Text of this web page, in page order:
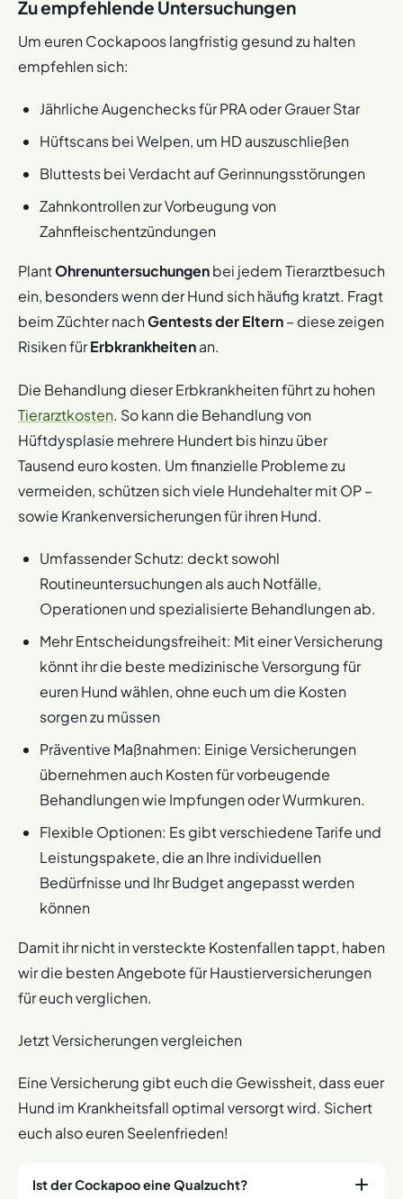
Zu empfehlende Untersuchungen
Um euren Cockapoos langfristig gesund zu halten
empfehlen sich:
Jährliche Augenchecks für PRA oder Grauer Star
Hüftscans bei Welpen, um HD auszuschließen
Bluttests bei Verdacht auf Gerinnungsstörungen
Zahnkontrollen zur Vorbeugung von
Zahnfleischentzündungen
PlantOhrenuntersuchungenbei jedem Tierarztbesuch
ein, besonders wenn der Hund sich häufig kratzt. Fragt
beim Züchter nachGentests der Eltern– diese zeigen
Risiken fürErbkrankheitenan.
Die Behandlung dieser Erbkrankheiten führt zu hohen
Tierarztkosten. So kann die Behandlung von
Hüftdysplasie mehrere Hundert bis hinzu über
Tausend euro kosten. Um finanzielle Probleme zu
vermeiden, schützen sich viele Hundehalter mit OP –
sowie Krankenversicherungen für ihren Hund.
Umfassender Schutz: deckt sowohl
Routineuntersuchungen als auch Notfälle,
Operationen und spezialisierte Behandlungen ab.
Mehr Entscheidungsfreiheit: Mit einer Versicherung
könnt ihr die beste medizinische Versorgung für
euren Hund wählen, ohne euch um die Kosten
sorgen zu müssen
Präventive Maßnahmen: Einige Versicherungen
übernehmen auch Kosten für vorbeugende
Behandlungen wie Impfungen oder Wurmkuren.
Flexible Optionen: Es gibt verschiedene Tarife und
Leistungspakete, die an Ihre individuellen
Bedürfnisse und Ihr Budget angepasst werden
können
Damit ihr nicht in versteckte Kostenfallen tappt, haben
wir die besten Angebote für Haustierversicherungen
für euch verglichen.
Jetzt Versicherungen vergleichen
Eine Versicherung gibt euch die Gewissheit, dass euer
Hund im Krankheitsfall optimal versorgt wird. Sichert
euch also euren Seelenfrieden!
Ist der Cockapoo eine Qualzucht?